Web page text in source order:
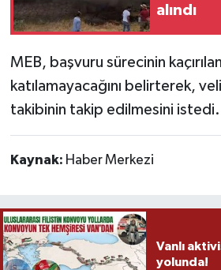
alındı
MEB, başvuru sürecinin
katılamayacağını belirterek,
takibinin takip edilmesini istedi.
Kaynak: Haber Merkezi
Vanlı
yolunda!